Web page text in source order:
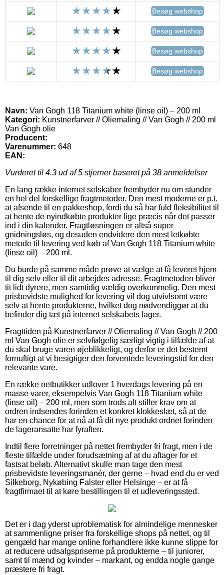
Besøg webshop
Besøg webshop
Besøg webshop
Besøg webshop
Navn: Van Gogh 118 Titanium white (linse oil) – 200 ml
Kategori: Kunstnerfarver // Oliemaling // Van Gogh // 200 ml
Van Gogh olie
Producent:
Varenummer: 648
EAN:
Vurderet til 4.3 ud af 5 stjerner baseret på 38 anmeldelser
En lang række internet selskaber frembyder nu om stunder
en hel del forskellige fragtmetoder. Den mest moderne er p.t.
at afsende til en pakkeshop, fordi du så har fuld fleksibilitet til
at hente de nyindkøbte produkter lige præcis når det passer
ind i din kalender. Fragtløsningen er altså super
gnidningsløs, og desuden endvidere den mest letkøbte
metode til levering ved køb af Van Gogh 118 Titanium white
(linse oil) – 200 ml.
Du burde på samme måde prøve at vælge at få leveret hjem
til dig selv eller til dit arbejdes adresse. Fragtmetoden bliver
tit lidt dyrere, men samtidig vældig overkommelig. Den mest
prisbevidste mulighed for levering vil dog utvivlsomt være
selv at hente produkterne, hvilket dog nødvendiggør at du
befinder dig tæt på internet selskabets lager.
Fragttiden på Kunstnerfarver // Oliemaling // Van Gogh // 200
ml Van Gogh olie er selvfølgelig særligt vigtig i tilfælde af at
du skal bruge varen øjeblikkeligt, og derfor er det bestemt
fornuftigt at vi besigtiger den forventede leveringstid for den
relevante vare.
En række netbutikker udlover 1 hverdags levering på en
masse varer, eksempelvis Van Gogh 118 Titanium white
(linse oil) – 200 ml, men som trods alt stiller krav om at
ordren indsendes forinden et konkret klokkeslæt, så at de
har en chance for at nå at få dit nye produkt ordnet forinden
de lageransatte har fyraften.
Indtil flere forretninger på nettet frembyder fri fragt, men i de
fleste tilfælde under forudsætning af at du aftager for et
fastsat beløb. Alternativt skulle man tage den mest
prisbevidste leveringsmanér, der gerne – hvad end du er ved
Silkeborg, Nykøbing Falster eller Helsinge – er at få
fragtfirmaet til at køre bestillingen til et udleveringssted.
Det er i dag yderst uproblematisk for almindelige mennesker
at sammenligne priser fra forskellige shops på nettet, og til
gengæld har mange online forhandlere ikke kunne slippe for
at reducere udsalgspriserne på produkterne – til juniorer,
samt til mænd og kvinder – markant, og endda nogle gange
præstere fri fragt.